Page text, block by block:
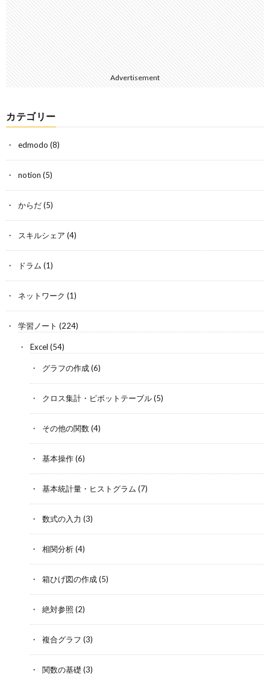
Advertisement
カテゴリー
edmodo (8)
notion (5)
からだ(5)
スキルシェア (4)
ドラム (1)
ネットワーク (1)
学習ノート (224)
Excel (54)
グラフの作成(6)
クロス集計・ピボットテーブル(5)
その他の関数(4)
基本操作(6)
基本統計量・ヒストグラム (7)
数式の入力 (3)
相関分析(4)
箱ひげ図の作成(5)
絶対参照 (2)
複合グラフ (3)
関数の基礎 (3)